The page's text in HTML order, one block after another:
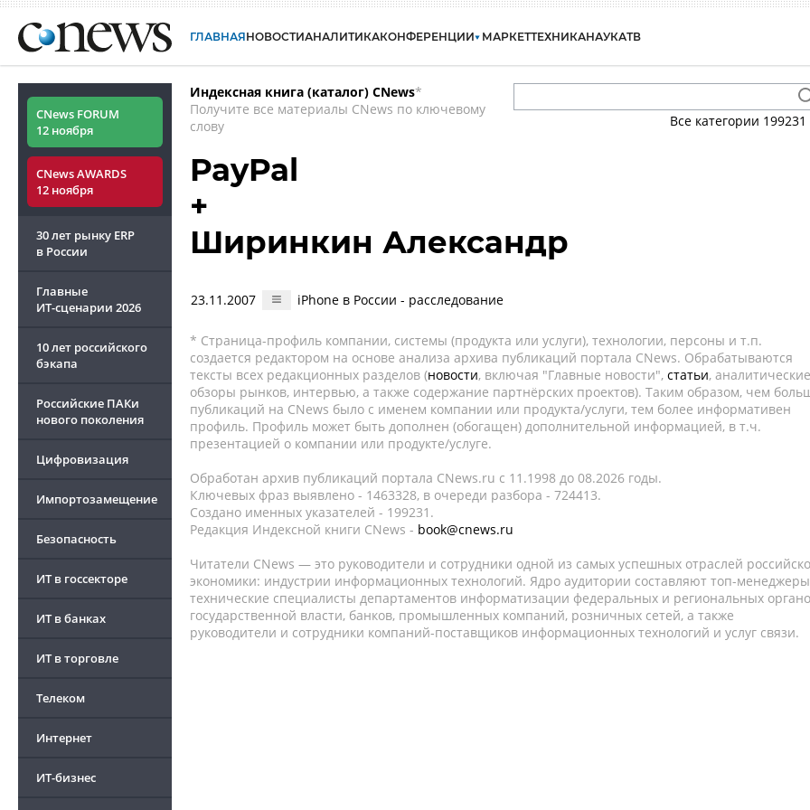
ГЛАВНАЯНОВОСТИАНАЛИТИКАКОНФЕРЕНЦИИ МАРКЕТТЕХНИКАНАУКАТВ
CNews FORUM
12 ноября
CNews AWARDS
12 ноября
30 лет рынку ERP
в России
Главные
ИТ-сценарии 2026
10 лет российского
бэкапа
Российские ПАКи
нового поколения
Цифровизация
Импортозамещение
Безопасность
ИТ в госсекторе
ИТ в банках
ИТ в торговле
Телеком
Интернет
ИТ-бизнес
Индексная книга (каталог) CNews*
Получите все материалы CNews по ключевому
слову
Все категории 199231
PayPal
+
Ширинкин Александр
23.11.2007 iPhone в России - расследование
* Страница-профиль компании, системы (продукта или услуги), технологии, персоны и т.п.
создается редактором на основе анализа архива публикаций портала CNews. Обрабатываются
тексты всех редакционных разделов (новости, включая "Главные новости", статьи, аналитические
обзоры рынков, интервью, а также содержание партнёрских проектов). Таким образом, чем
публикаций на CNews было с именем компании или продукта/услуги, тем более информативен
профиль. Профиль может быть дополнен (обогащен) дополнительной информацией, в т.ч.
презентацией о компании или продукте/услуге.
Обработан архив публикаций портала CNews.ru c 11.1998 до 08.2026 годы.
Ключевых фраз выявлено - 1463328, в очереди разбора - 724413.
Создано именных указателей - 199231.
Редакция Индексной книги CNews - book@cnews.ru
Читатели CNews — это руководители и сотрудники одной из самых успешных отраслей
экономики: индустрии информационных технологий. Ядро аудитории составляют топ-
технические специалисты департаментов информатизации федеральных и региональных
государственной власти, банков, промышленных компаний, розничных сетей, а также
руководители и сотрудники компаний-поставщиков информационных технологий и услуг связи.